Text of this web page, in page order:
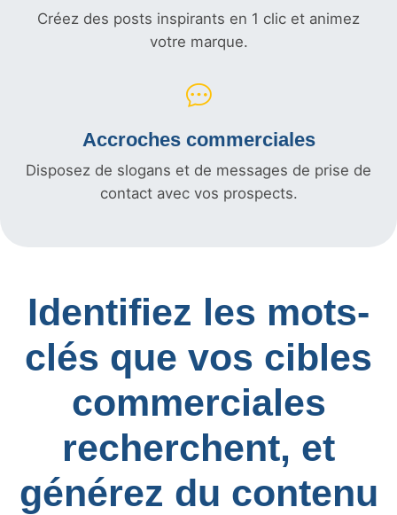
Créez des posts inspirants en 1 clic et animez
votre marque.
Accroches commerciales
Disposez de slogans et de messages de prise de
contact avec vos prospects.
Identifiez les mots-
clés que vos cibles
commerciales
recherchent, et
générez du contenu